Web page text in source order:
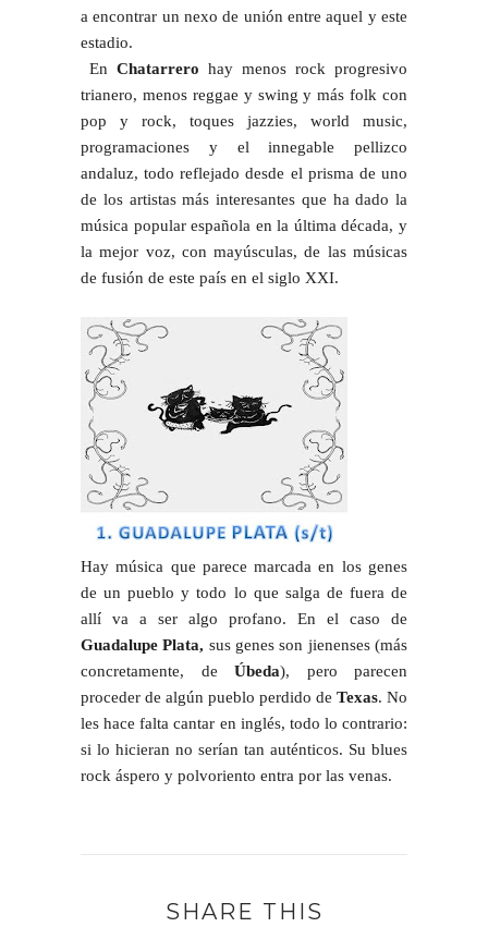
a encontrar un nexo de unión entre aquel y este
estadio.
En Chatarrero hay menos rock progresivo
trianero, menos reggae y swing y más folk con
pop y rock, toques jazzies, world music,
programaciones y el innegable pellizco
andaluz, todo reflejado desde el prisma de uno
de los artistas más interesantes que ha dado la
música popular española en la última década, y
la mejor voz, con mayúsculas, de las músicas
de fusión de este país en el siglo XXI.
Hay música que parece marcada en los genes
de un pueblo y todo lo que salga de fuera de
allí va a ser algo profano. En el caso de
Guadalupe Plata, sus genes son jienenses (más
concretamente, de Úbeda), pero parecen
proceder de algún pueblo perdido de Texas. No
les hace falta cantar en inglés, todo lo contrario:
si lo hicieran no serían tan auténticos. Su blues
rock áspero y polvoriento entra por las venas.
SHARE THIS